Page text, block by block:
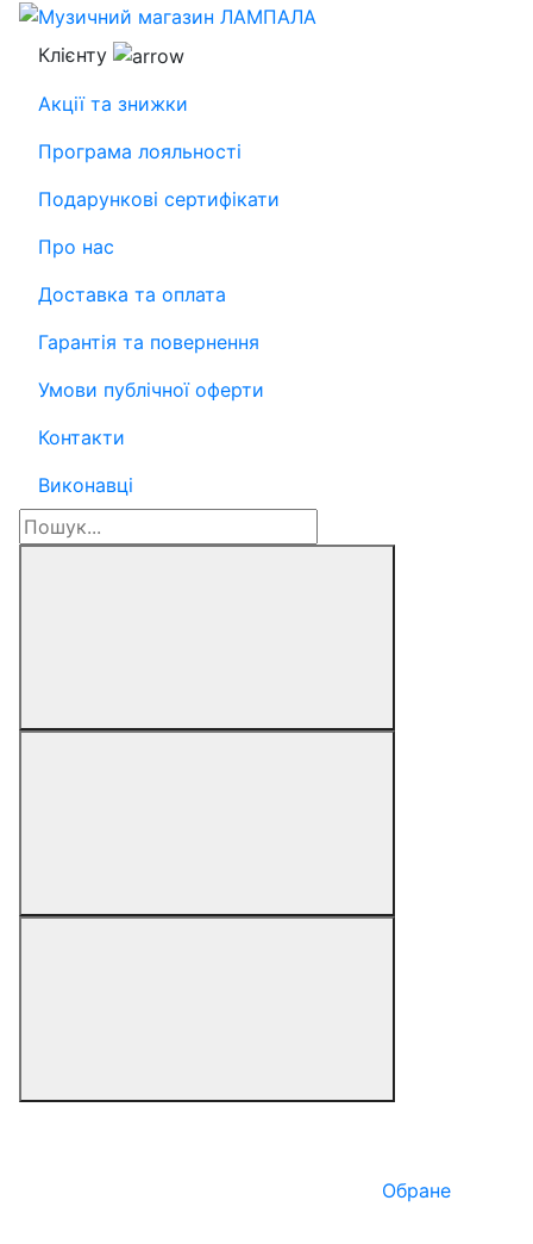
Клієнту
Акції та знижки
Програма лояльності
Подарункові сертифікати
Про нас
Доставка та оплата
Гарантія та повернення
Умови публічної оферти
Контакти
Виконавці
Обране